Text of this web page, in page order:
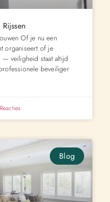
Of je nu een
organiseert of je
— veiligheid staat altijd
beveiliger
Blog